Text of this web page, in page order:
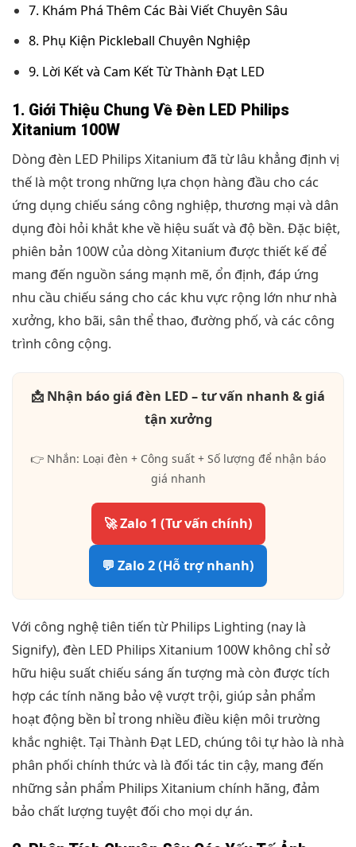
7. Khám Phá Thêm Các Bài Viết Chuyên Sâu
8. Phụ Kiện Pickleball Chuyên Nghiệp
9. Lời Kết và Cam Kết Từ Thành Đạt LED
1. Giới Thiệu Chung Về Đèn LED Philips
Xitanium 100W
Dòng đèn LED Philips Xitanium đã từ lâu khẳng định vị
thế là một trong những lựa chọn hàng đầu cho các
ứng dụng chiếu sáng công nghiệp, thương mại và dân
dụng đòi hỏi khắt khe về hiệu suất và độ bền. Đặc biệt,
phiên bản 100W của dòng Xitanium được thiết kế để
mang đến nguồn sáng mạnh mẽ, ổn định, đáp ứng
nhu cầu chiếu sáng cho các khu vực rộng lớn như nhà
xưởng, kho bãi, sân thể thao, đường phố, và các công
trình công cộng.
📩 Nhận báo giá đèn LED – tư vấn nhanh & giá
tận xưởng
👉 Nhắn: Loại đèn + Công suất + Số lượng để nhận báo
giá nhanh
🚀 Zalo 1 (Tư vấn chính)
💬 Zalo 2 (Hỗ trợ nhanh)
Với công nghệ tiên tiến từ Philips Lighting (nay là
Signify), đèn LED Philips Xitanium 100W không chỉ sở
hữu hiệu suất chiếu sáng ấn tượng mà còn được tích
hợp các tính năng bảo vệ vượt trội, giúp sản phẩm
hoạt động bền bỉ trong nhiều điều kiện môi trường
khắc nghiệt. Tại Thành Đạt LED, chúng tôi tự hào là nhà
phân phối chính thức và là đối tác tin cậy, mang đến
những sản phẩm Philips Xitanium chính hãng, đảm
bảo chất lượng tuyệt đối cho mọi dự án.